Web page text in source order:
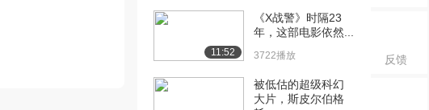
反馈
11:52
《X战警》时隔23
年，这部电影依然...
3722播放
被低估的超级科幻
大片，斯皮尔伯格